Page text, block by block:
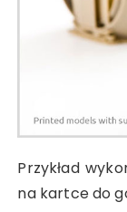
Przykład
na kartce do